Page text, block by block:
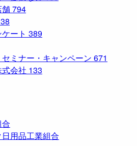
舗794
ート 389
ミナー・キャンペーン 671
会社 133
用品工業組合